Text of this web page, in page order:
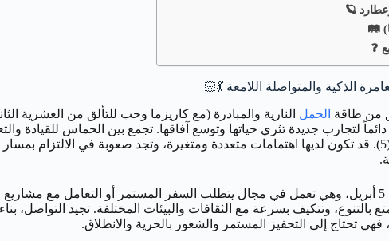
🪐
🛤️
❓
💃🏻
من طاقة الحمل النارية والمبادرة (مع كاريزما وحب للتألق من العشرية
لتجارب جديدة تثري حياتها وتوسع آفاقها. تجمع بين الحماس
والأشخاص، وتعلم أشياء جديدة بسرعة (5). قد تكون لديها اهتمامات متعددة ومتغيرة، وتجد
لنتخيل ‘رانيا’، مولودة 5 أبريل، وهي تعمل في مجال يتطلب السفر المستمر أو
بالتنوع، وتتكيف بسرعة مع الثقافات والبيئات المختلفة. تجيد
تحتاج إلى التحفيز المستمر والشعور بالحرية والانطلاق.